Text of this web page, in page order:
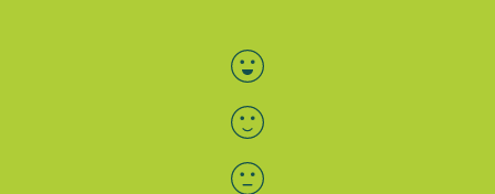
Bewertung auswählen